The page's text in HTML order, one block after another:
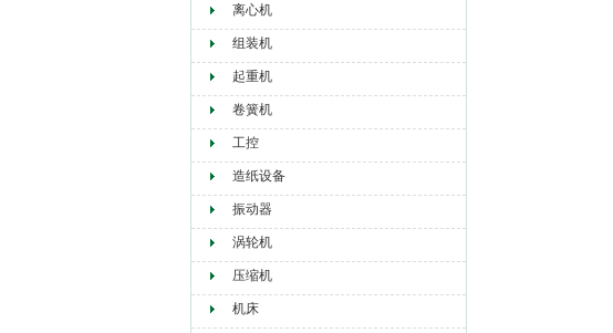
离心机
组装机
起重机
卷簧机
工控
造纸设备
振动器
涡轮机
压缩机
机床